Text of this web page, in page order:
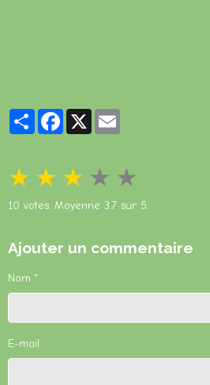
PartagerFacebook
X
★ ★ ★ ★ ★
10 votes. Moyenne 3.7 sur 5.
Ajouter un commentaire
Nom
E-mail